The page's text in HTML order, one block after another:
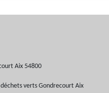
Aix 54800
verts Gondrecourt Aix